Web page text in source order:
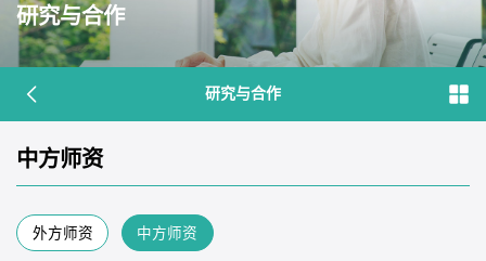
研究与合作
研究与合作
中方师资
外方师资 中方师资